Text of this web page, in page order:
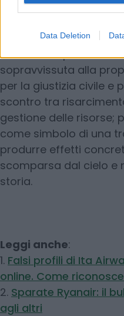
Data Deletion
caso di studio su più
come esempio di
sopravvissuta alla
per la giustizia civile e
scontro tra
gestione delle risorse;
come simbolo di una
produrre effetti
scomparsa dal cielo e
storia.
Leggi anche:
1. Falsi profili di Ita
online. Come
2. Sparate Ryanair: il
agli altri